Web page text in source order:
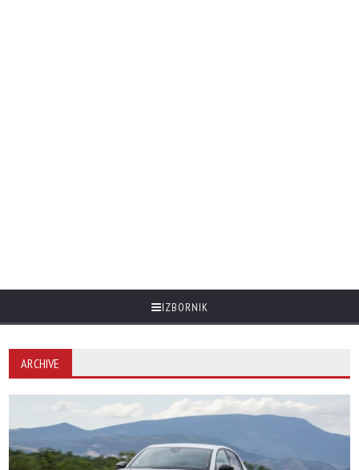
IZBORNIK
ARCHIVE